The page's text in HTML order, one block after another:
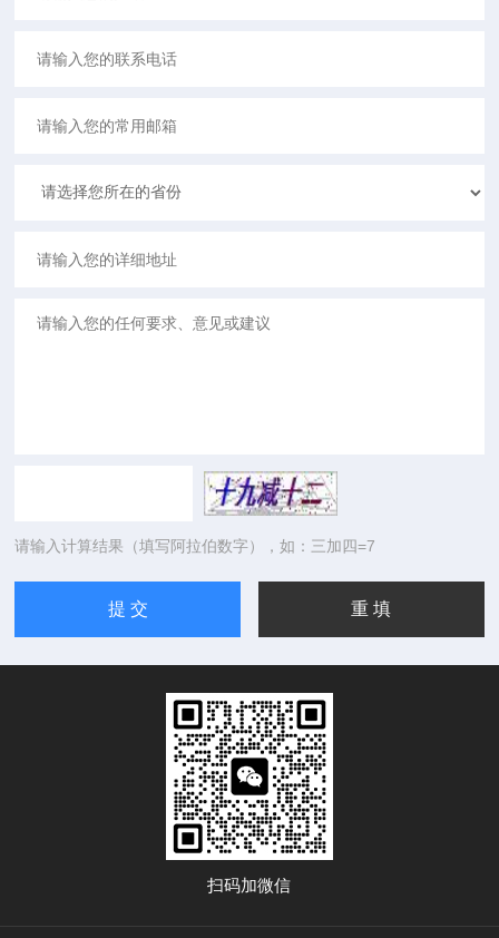
请输入计算结果（填写阿拉伯数字），如：三加四=7
扫码加微信